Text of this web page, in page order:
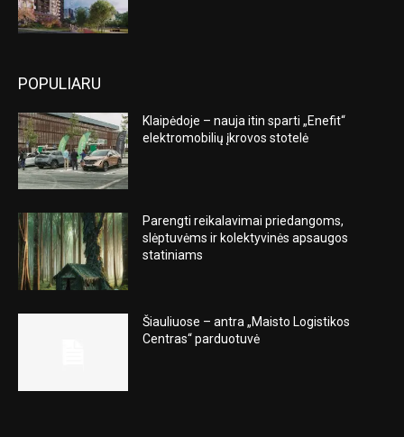
POPULIARU
Klaipėdoje – nauja itin sparti „Enefit“
elektromobilių įkrovos stotelė
Parengti reikalavimai priedangoms,
slėptuvėms ir kolektyvinės apsaugos
statiniams
Šiauliuose – antra „Maisto Logistikos
Centras“ parduotuvė